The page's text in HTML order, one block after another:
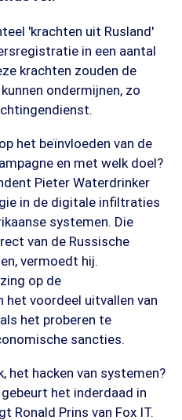
'krachten uit Rusland'
in een aantal
krachten zouden de
ondermijnen, zo
het beïnvloeden van de
en met welk doel?
Pieter Waterdrinker
in de digitale infiltraties
systemen. Die
van de Russische
vermoedt hij.
op de
het voordeel uitvallen van
het proberen te
sancties.
het hacken van systemen?
het inderdaad in
Ronald Prins van Fox IT.